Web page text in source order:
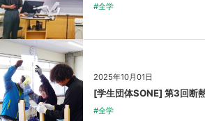
#全学
2025年10月01日
[学生団体SONE] 第3回断
#全学